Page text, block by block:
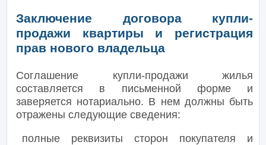
Заключение договора купли-
продажи квартиры и регистрация
прав нового владельца
Соглашение купли-продажи жилья
составляется в письменной форме и
заверяется нотариально. В нем должны быть
отражены следующие сведения:
полные реквизиты сторон покупателя и